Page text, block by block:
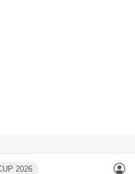
2026